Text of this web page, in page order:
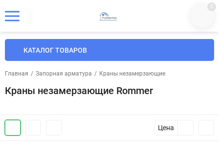
0
КАТАЛОГ ТОВАРОВ
Главная / Запорная арматура / Краны незамерзающие
Краны незамерзающие Rommer
Цена